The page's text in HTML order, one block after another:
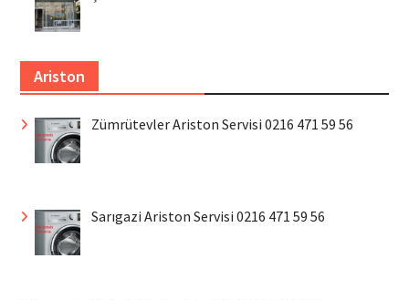
Ariston
Zümrütevler Ariston Servisi 0216 471 59 56
Sarıgazi Ariston Servisi 0216 471 59 56